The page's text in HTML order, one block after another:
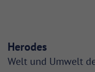
Herodes
Welt und Umwelt